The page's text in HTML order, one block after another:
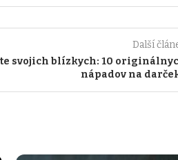
Další
svojich blízkych: 10
nápadov na